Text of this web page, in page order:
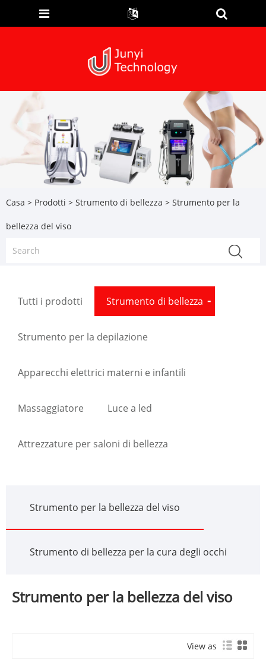
Casa > Prodotti > Strumento di bellezza > Strumento per la
bellezza del viso
Tutti i prodotti Strumento di bellezza
Strumento per la depilazione
Apparecchi elettrici materni e infantili
Massaggiatore Luce a led
Attrezzature per saloni di bellezza
Strumento per la bellezza del viso
Strumento di bellezza per la cura degli occhi
Strumento per la bellezza del viso
View as